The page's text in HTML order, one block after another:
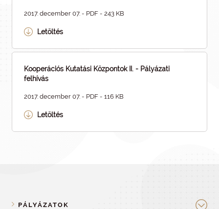
2017. december 07. - PDF - 243 KB
Letöltés
Kooperációs Kutatási Központok II. - Pályázati
felhívás
2017. december 07. - PDF - 116 KB
Letöltés
PÁLYÁZATOK